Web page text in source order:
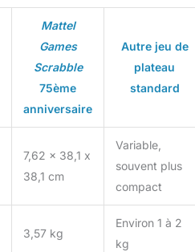
Mattel
Games
Scrabble
75ème
anniversaire
Autre jeu de
plateau
standard
7,62 x 38,1 x
38,1 cm
Variable,
souvent plus
compact
3,57 kg
Environ 1 à 2
kg